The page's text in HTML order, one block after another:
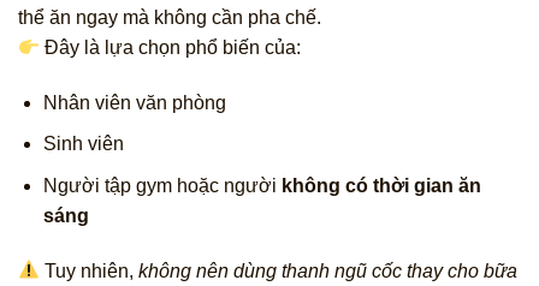
thể ăn ngay mà không cần pha chế.
Đây là lựa chọn phổ biến của:
Nhân viên văn phòng
Sinh viên
Người tập gym hoặc người không có thời gian ăn
sáng
Tuy nhiên,không nên dùng thanh ngũ cốc thay cho bữa